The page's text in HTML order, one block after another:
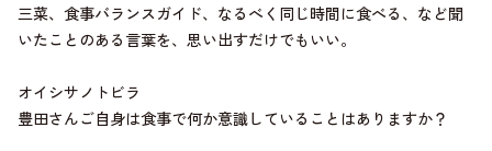
三菜、食事バランスガイド、なるべく同じ時間に食べる、など聞
いたことのある言葉を、思い出すだけでもいい。
オイシサノトビラ
豊田さんご自身は食事で何か意識していることはありますか？